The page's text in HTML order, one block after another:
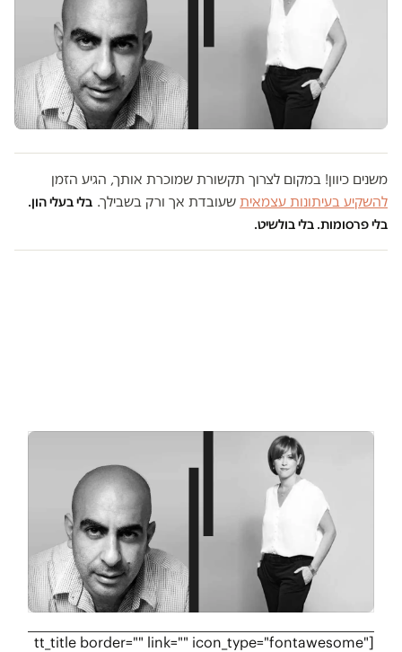
משנים כיוון! במקום לצרוך תקשורת שמוכרת אותך, הגיע הזמן
להשקיע בעיתונות עצמאית שעובדת אך ורק בשבילך. בלי בעלי הון.
בלי פרסומות. בלי בולשיט.
[tt_title border="" link="" icon_type="fontawesome"